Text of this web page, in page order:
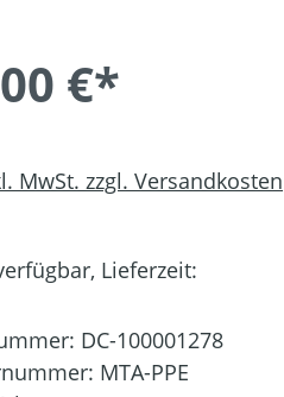
€*
MwSt. zzgl. Versandkosten
Lieferzeit:
DC-100001278
MTA-PPE